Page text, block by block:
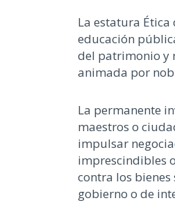
La estatura
educación
del patrimonio y
animada por
La permanente
maestros o
impulsar
imprescindibles
contra los
gobierno o de